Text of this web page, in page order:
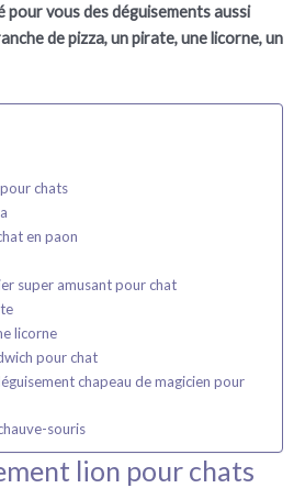
pour vous des déguisements aussi
de pizza, un pirate, une licorne, un
chats
en paon
super amusant pour chat
licorne
pour chat
chapeau de magicien pour
souris
lion pour chats